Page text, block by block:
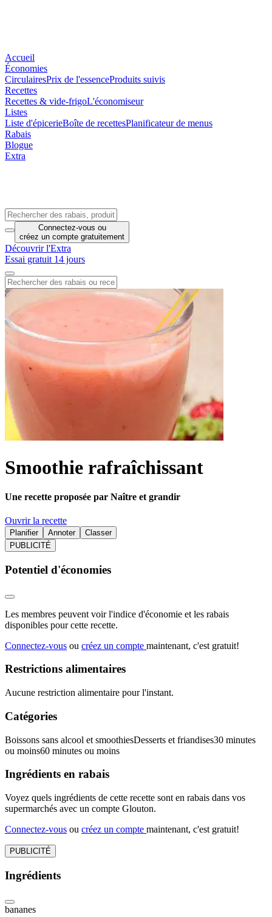
Accueil
Économies
CirculairesPrix de l'essenceProduits suivis
Recettes
Recettes & vide-frigoL'économiseur
Listes
Liste d'épicerieBoîte de recettesPlanificateur de menus
Rabais
Blogue
Extra
Connectez-vous ou
créez un compte gratuitement
Découvrir l'Extra
Essai gratuit 14 jours
Smoothie rafraîchissant
Une recette proposée par Naître et grandir
Ouvrir la recette
Planifier Annoter
Classer
PUBLICITÉ
Potentiel d'économies
Les membres peuvent voir l'indice d'économie et les rabais
disponibles pour cette recette.
Connectez-vous ou créez un compte maintenant, c'est gratuit!
Restrictions alimentaires
Aucune restriction alimentaire pour l'instant.
Catégories
Boissons sans alcool et smoothiesDesserts et friandises30 minutes
ou moins60 minutes ou moins
Ingrédients en rabais
Voyez quels ingrédients de cette recette sont en rabais dans vos
supermarchés avec un compte Glouton.
Connectez-vous ou créez un compte maintenant, c'est gratuit!
PUBLICITÉ
Ingrédients
bananes